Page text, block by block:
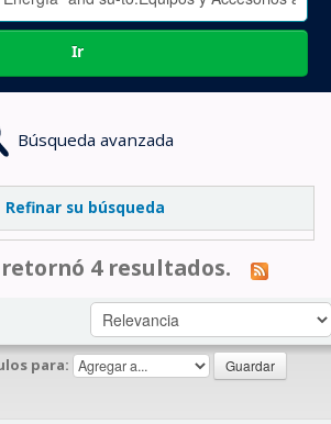
Ir
Búsqueda avanzada
Refinar su búsqueda
4 resultados.
para: